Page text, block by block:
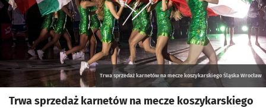
Trwa sprzedaż karnetów na mecze koszykarskiego Śląska Wrocław
Trwa sprzedaż karnetów na mecze koszykarskiego